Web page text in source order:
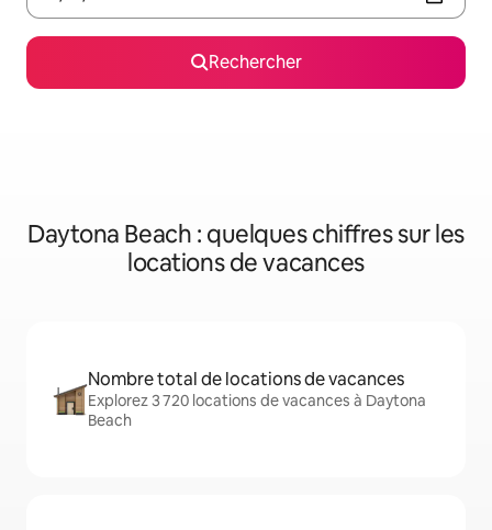
Rechercher
Daytona Beach : quelques chiffres sur les
locations de vacances
Nombre total de locations de vacances
Explorez 3 720 locations de vacances à Daytona
Beach